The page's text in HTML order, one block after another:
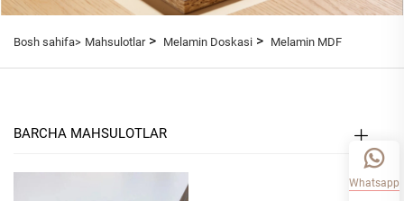
Bosh sahifa> Mahsulotlar> Melamin Doskasi > Melamin MDF
BARCHA MAHSULOTLAR
Whatsapp